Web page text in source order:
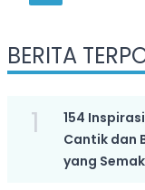
BERITA
1
154
Cantik dan
yang